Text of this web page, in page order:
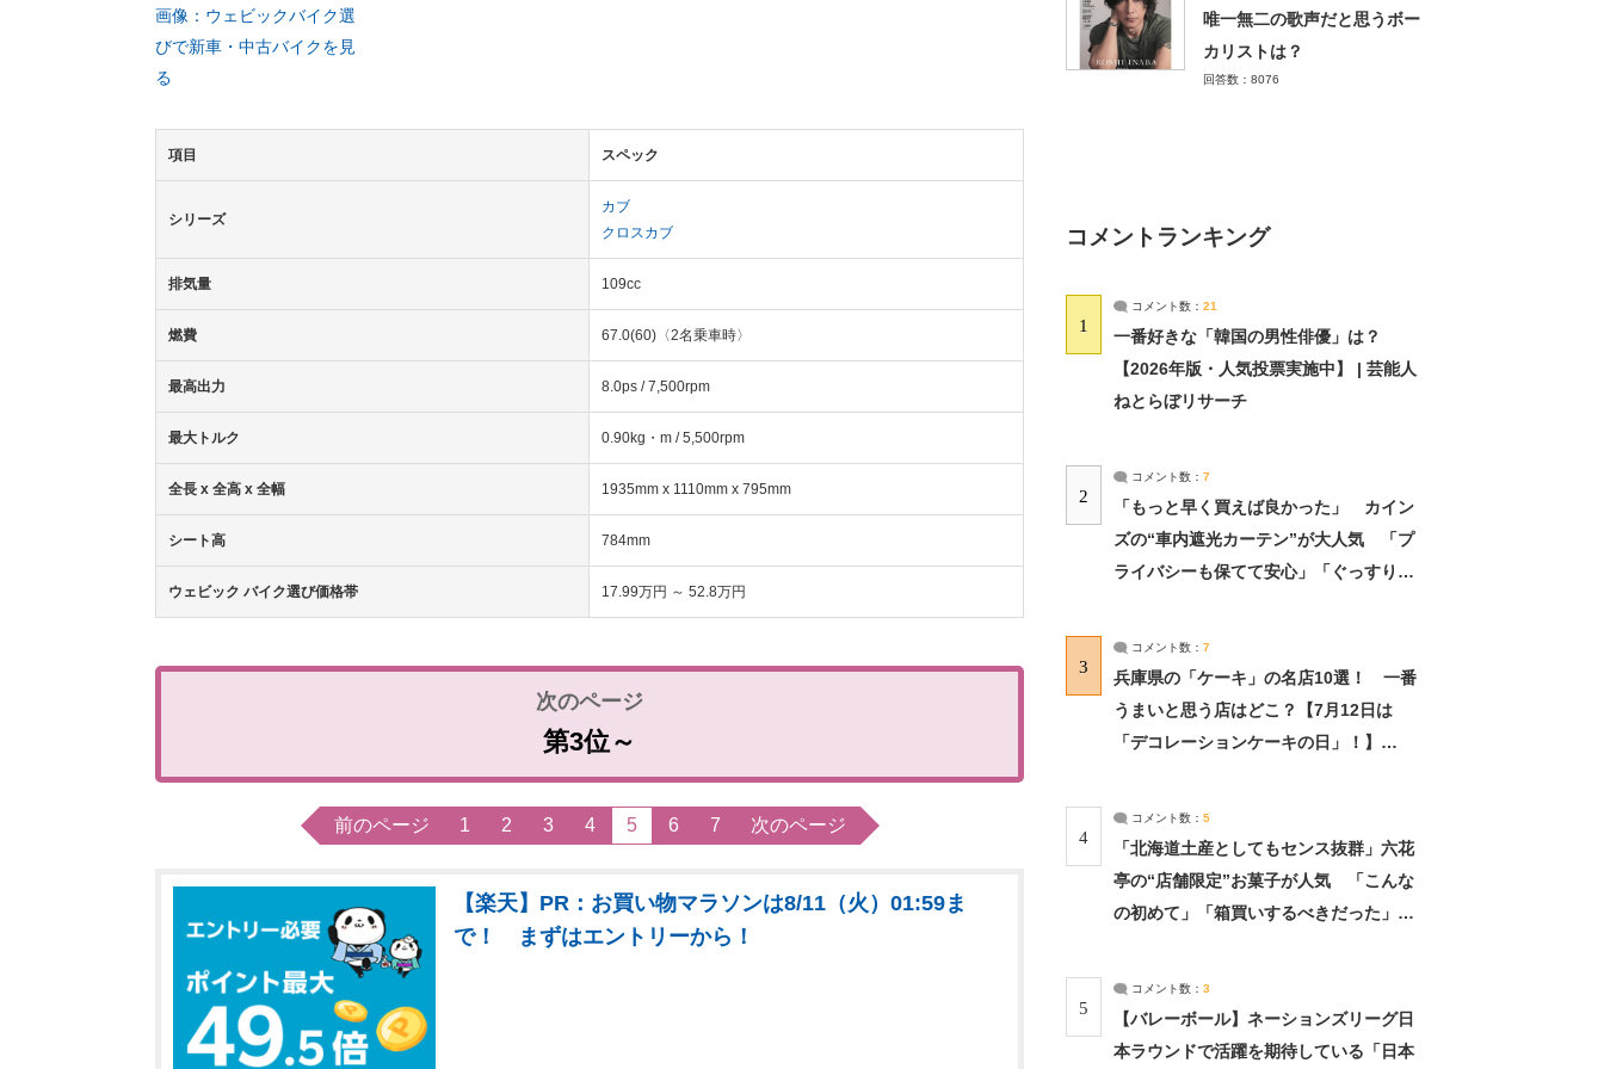
画像：ウェビックバイク選
びで新車・中古バイクを見
る
項目 スペック
シリーズ
カブ
クロスカブ
排気量 109cc
燃費 67.0(60)〈2名乗車時〉
最高出力 8.0ps / 7,500rpm
最大トルク 0.90kg・m / 5,500rpm
全長 x 全高 x 全幅 1935mm x 1110mm x 795mm
シート高 784mm
ウェビック バイク選び価格帯 17.99万円 ～ 52.8万円
第3位～
前のページ 1 2 3 4 5 6 7 次のページ
【楽天】PR：お買い物マラソンは8/11（火）01:59ま
で！ まずはエントリーから！
唯一無二の歌声だと思うボー
カリストは？
回答数：8076
コメントランキング
1
コメント数： 21
一番好きな「韓国の男性俳優」は？
【2026年版・人気投票実施中】 | 芸能人
ねとらぼリサーチ
2
コメント数： 7
「もっと早く買えば良かった」 カイン
ズの“車内遮光カーテン”が大人気 「プ
ライバシーも保てて安心」「ぐっすり眠
3
コメント数： 7
兵庫県の「ケーキ」の名店10選！ 一番
うまいと思う店はどこ？【7月12日は
「デコレーションケーキの日」！】
4
コメント数： 5
「北海道土産としてもセンス抜群」六花
亭の“店舗限定”お菓子が人気 「こんな
の初めて」「箱買いするべきだった」
5
コメント数： 3
【バレーボール】ネーションズリーグ日
本ラウンドで活躍を期待している「日本